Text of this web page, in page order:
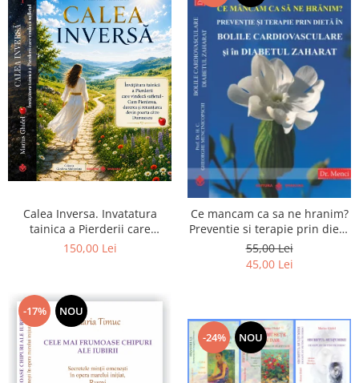
Calea Inversa. Invatatura
tainica a Pierderii care
vindeca sufletul - Cum
150,00 Lei
Ce mancam ca sa ne hranim?
Preventie si terapie prin dieta
in bolile cardiovasculare si in
diabetul zaharat
55,00 Lei
45,00 Lei
-17% NOU
-24% NOU